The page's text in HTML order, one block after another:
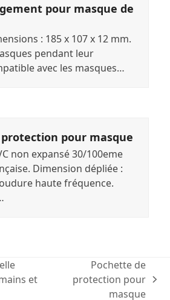
pour masque de
: 185 x 107 x 12 mm.
pendant leur
avec les masques…
pour masque
non expansé 30/100eme
Dimension dépliée :
haute fréquence.
et
next
Pochette de
protection pour
masque